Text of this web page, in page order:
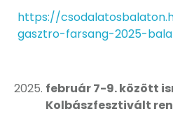
https://
gasztro-farsang-2025-
február 7-9. között
Kolbászfesztivált